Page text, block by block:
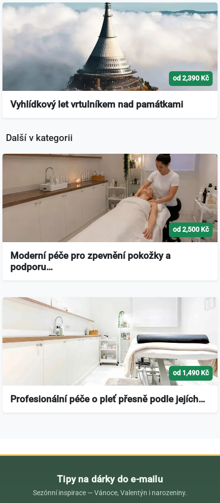
od 2,390 Kč
Vyhlídkový let vrtulníkem nad památkami
Další v kategorii
od 2,500 Kč
Moderní péče pro zpevnění pokožky a
podporu…
od 1,490 Kč
Profesionální péče o pleť přesně podle jejích…
Tipy na dárky do e-mailu
Sezónní inspirace — Vánoce, Valentýn i narozeniny.